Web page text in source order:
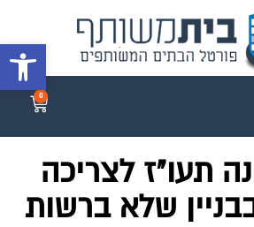
פתח
0
תעו"ז לצריכה
שלא ברשות